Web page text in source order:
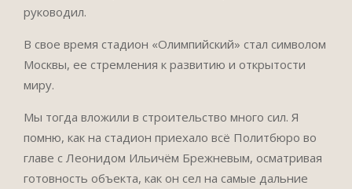
руководил.
В свое время стадион «Олимпийский» стал символом
Москвы, ее стремления к развитию и открытости
миру.
Мы тогда вложили в строительство много сил. Я
помню, как на стадион приехало всё Политбюро во
главе с Леонидом Ильичём Брежневым, осматривая
готовность объекта, как он сел на самые дальние